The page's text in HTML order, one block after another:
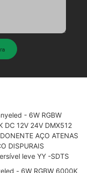
- 6W RGBW 6000K